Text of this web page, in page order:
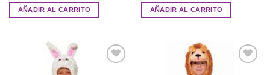
AÑADIR AL CARRITO AÑADIR AL CARRITO